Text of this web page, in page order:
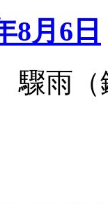
8月6日
雨（